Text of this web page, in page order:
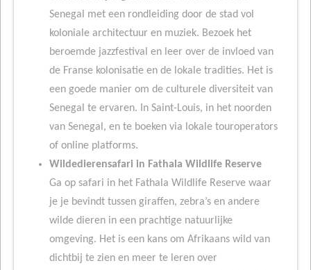
Senegal met een rondleiding door de stad vol
koloniale architectuur en muziek. Bezoek het
beroemde jazzfestival en leer over de invloed van
de Franse kolonisatie en de lokale tradities. Het is
een goede manier om de culturele diversiteit van
Senegal te ervaren. In Saint-Louis, in het noorden
van Senegal, en te boeken via lokale touroperators
of online platforms.
Wildedierensafari in Fathala Wildlife Reserve
Ga op safari in het Fathala Wildlife Reserve waar
je je bevindt tussen giraffen, zebra’s en andere
wilde dieren in een prachtige natuurlijke
omgeving. Het is een kans om Afrikaans wild van
dichtbij te zien en meer te leren over